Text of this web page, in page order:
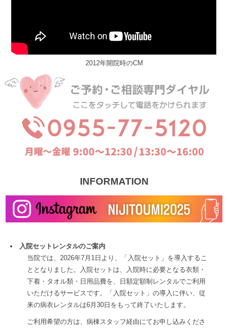
2012年開院時のCM
INFORMATION
入院セットレンタルのご案内
当院では、2026年7月1日より、「入院セット」を導入するこ
ととなりました。入院セットは、入院時に必要となる衣類・
下着・タオル類・日用品費を、日額定額制レンタルでご利用
いただけるサービスです。「入院セット」の導入に伴い、従
来の病衣レンタルは6月30日をもって終了いたします。
ご利用希望の方は、病棟スタッフ経由にてお申し込みくださ